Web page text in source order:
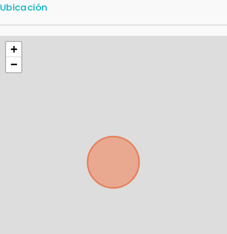
Ubicación
+
−
mejor y más rápido
Déjanos tus datos para identificar tu consulta en el
sistema de gestión de clientes.